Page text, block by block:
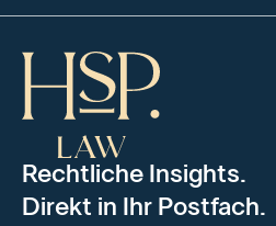
Rechtliche Insights.
Direkt in Ihr Postfach.